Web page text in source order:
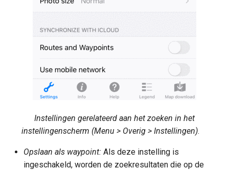
Instellingen gerelateerd aan het zoeken in het
instellingenscherm (Menu > Overig > Instellingen).
Opslaan als waypoint: Als deze instelling is
ingeschakeld, worden de zoekresultaten die op de